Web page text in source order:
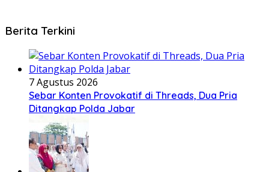
Berita Terkini
7 Agustus 2026
Sebar Konten Provokatif di Threads, Dua Pria
Ditangkap Polda Jabar